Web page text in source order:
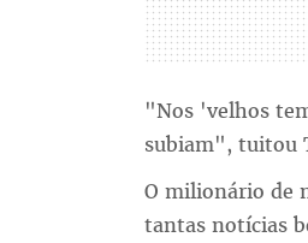
"Nos 'velhos
subiam", tuitou
O milionário de
tantas notícias